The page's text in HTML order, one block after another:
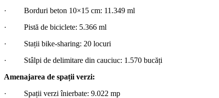
· Borduri beton 10×15 cm: 11.349 ml
· Pistă de biciclete: 5.366 ml
· Stații bike-sharing: 20 locuri
· Stâlpi de delimitare din cauciuc: 1.570 bucăți
Amenajarea de spații verzi:
· Spații verzi înierbate: 9.022 mp